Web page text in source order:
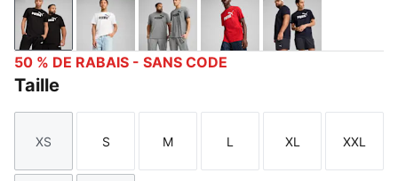
PUMA BlackPUMA WhiteMedium Gray Heather
For All Time Red
New Navy
50 % DE RABAIS - SANS CODE
Taille
Taille
XS
Taille
S
Taille
M
Taille
L
Taille
XL
Taille
XXL